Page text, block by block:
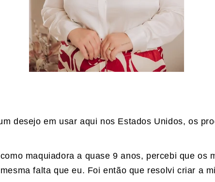
desejo em usar aqui nos Estados Unidos, os
maquiadora a quase 9 anos, percebi que os
falta que eu. Foi então que resolvi criar a